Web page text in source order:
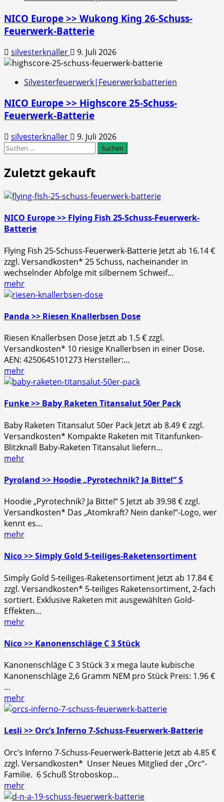
NICO Europe >> Wukong King 26-Schuss-
Feuerwerk-Batterie
silvesterknaller 9. Juli 2026
Silvesterfeuerwerk|Feuerwerksbatterien
NICO Europe >> Highscore 25-Schuss-
Feuerwerk-Batterie
silvesterknaller
9. Juli 2026
Suchen
Zuletzt gekauft
NICO Europe >> Flying Fish 25-Schuss-Feuerwerk-
Batterie
Flying Fish 25-Schuss-Feuerwerk-Batterie Jetzt ab 16.14 €
zzgl. Versandkosten* 25 Schuss, nacheinander in
wechselnder Abfolge mit silbernem Schweif…
mehr
Panda >> Riesen Knallerbsen Dose
Riesen Knallerbsen Dose Jetzt ab 1.5 € zzgl.
Versandkosten* 10 riesige Knallerbsen in einer Dose.
AEN: 4250645101273 Hersteller:…
mehr
Funke >> Baby Raketen Titansalut 50er Pack
Baby Raketen Titansalut 50er Pack Jetzt ab 8.49 € zzgl.
Versandkosten* Kompakte Raketen mit Titanfunken-
Blitzknall Baby-Raketen Titansalut liefern…
mehr
Pyroland >> Hoodie „Pyrotechnik? Ja Bitte!“ S
Hoodie „Pyrotechnik? Ja Bitte!“ S Jetzt ab 39.98 € zzgl.
Versandkosten* Das „Atomkraft? Nein danke!“-Logo, wer
kennt es…
mehr
Nico >> Simply Gold 5-teiliges-Raketensortiment
Simply Gold 5-teiliges-Raketensortiment Jetzt ab 17.84 €
zzgl. Versandkosten* 5-teiliges Raketensortiment, 2-fach
sortiert. Exklusive Raketen mit ausgewählten Gold-
Effekten…
mehr
Nico >> Kanonenschläge C 3 Stück
Kanonenschläge C 3 Stück 3 x mega laute kubische
Kanonenschläge 2,6 Gramm NEM pro Stück Preis: 1.96 €
…
mehr
Lesli >> Orc’s Inferno 7-Schuss-Feuerwerk-Batterie
Orc’s Inferno 7-Schuss-Feuerwerk-Batterie Jetzt ab 4.85 €
zzgl. Versandkosten* Unser Neues Mitglied der „Orc“-
Familie. 6 Schuß Stroboskop…
mehr